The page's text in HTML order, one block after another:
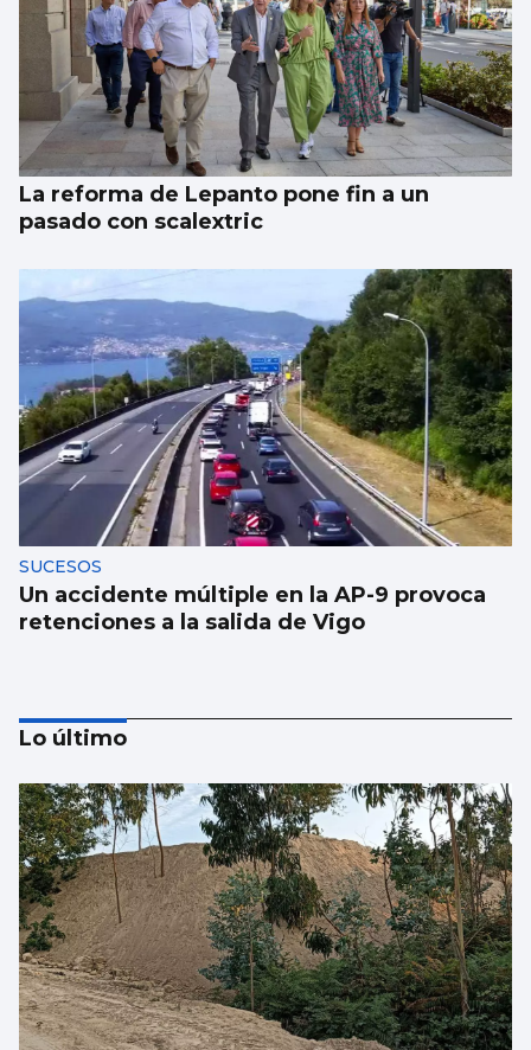
La reforma de Lepanto pone fin a un
pasado con scalextric
SUCESOS
Un accidente múltiple en la AP-9 provoca
retenciones a la salida de Vigo
Luz verde definitiva al vial de acceso para
el CEIP Párroco Don Camilo
Lo último